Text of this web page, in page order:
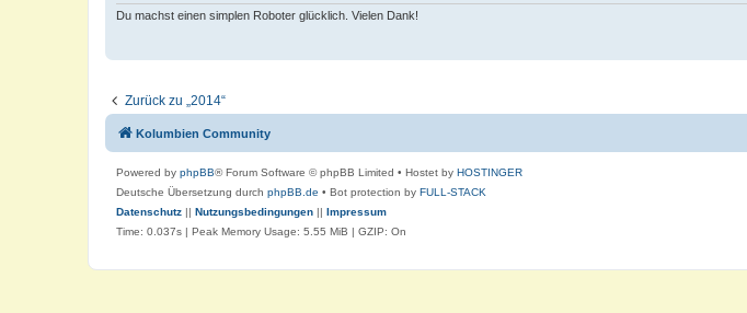
Du machst einen simplen Roboter glücklich. Vielen Dank!
Zurück zu „2014“
Kolumbien Community
Powered by phpBB® Forum Software © phpBB Limited • Hostet by HOSTINGER
Deutsche Übersetzung durch phpBB.de • Bot protection by FULL-STACK
Datenschutz || Nutzungsbedingungen || Impressum
Time: 0.037s | Peak Memory Usage: 5.55 MiB | GZIP: On